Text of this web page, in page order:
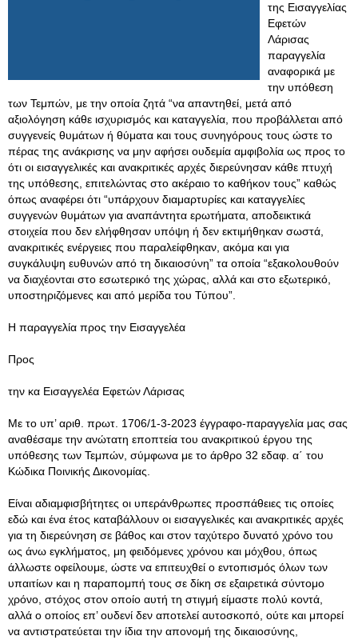
της Εισαγγελίας
Εφετών
Λάρισας
παραγγελία
αναφορικά με
την υπόθεση
των Τεμπών, με την οποία ζητά “να απαντηθεί, μετά από
αξιολόγηση κάθε ισχυρισμός και καταγγελία, που προβάλλεται από
συγγενείς θυμάτων ή θύματα και τους συνηγόρους τους ώστε το
πέρας της ανάκρισης να μην αφήσει ουδεμία αμφιβολία ως προς το
ότι οι εισαγγελικές και ανακριτικές αρχές διερεύνησαν κάθε πτυχή
της υπόθεσης, επιτελώντας στο ακέραιο το καθήκον τους” καθώς
όπως αναφέρει ότι “υπάρχουν διαμαρτυρίες και καταγγελίες
συγγενών θυμάτων για αναπάντητα ερωτήματα, αποδεικτικά
στοιχεία που δεν ελήφθησαν υπόψη ή δεν εκτιμήθηκαν σωστά,
ανακριτικές ενέργειες που παραλείφθηκαν, ακόμα και για
συγκάλυψη ευθυνών από τη δικαιοσύνη” τα οποία “εξακολουθούν
να διαχέονται στο εσωτερικό της χώρας, αλλά και στο εξωτερικό,
υποστηριζόμενες και από μερίδα του Τύπου”.
Η παραγγελία προς την Εισαγγελέα
Προς
την κα Εισαγγελέα Εφετών Λάρισας
Με το υπ’ αριθ. πρωτ. 1706/1-3-2023 έγγραφο-παραγγελία μας σας
αναθέσαμε την ανώτατη εποπτεία του ανακριτικού έργου της
υπόθεσης των Τεμπών, σύμφωνα με το άρθρο 32 εδαφ. α΄ του
Κώδικα Ποινικής Δικονομίας.
Είναι αδιαμφισβήτητες οι υπεράνθρωπες προσπάθειες τις οποίες
εδώ και ένα έτος καταβάλλουν οι εισαγγελικές και ανακριτικές αρχές
για τη διερεύνηση σε βάθος και στον ταχύτερο δυνατό χρόνο του
ως άνω εγκλήματος, μη φειδόμενες χρόνου και μόχθου, όπως
άλλωστε οφείλουμε, ώστε να επιτευχθεί ο εντοπισμός όλων των
υπαιτίων και η παραπομπή τους σε δίκη σε εξαιρετικά σύντομο
χρόνο, στόχος στον οποίο αυτή τη στιγμή είμαστε πολύ κοντά,
αλλά ο οποίος επ’ ουδενί δεν αποτελεί αυτοσκοπό, ούτε και μπορεί
να αντιστρατεύεται την ίδια την απονομή της δικαιοσύνης,